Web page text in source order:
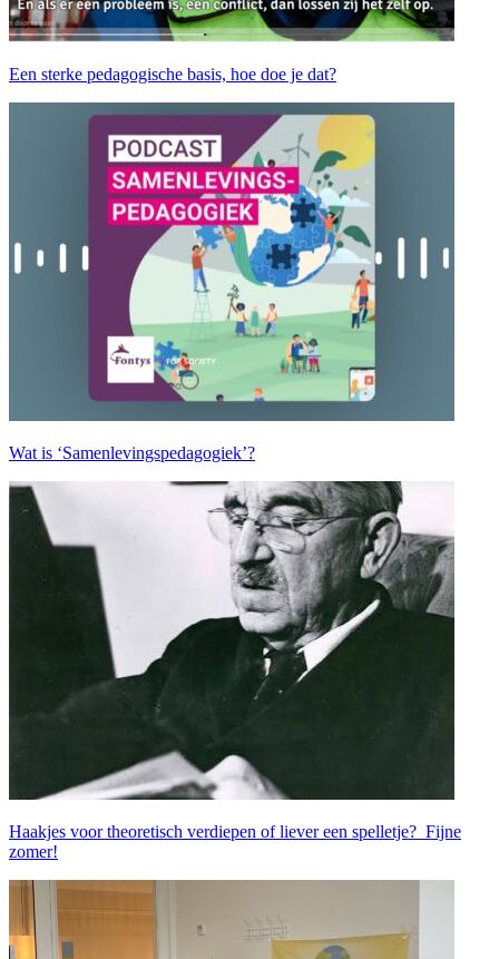
Een sterke pedagogische basis, hoe doe je dat?
Wat is ‘Samenlevingspedagogiek’?
Haakjes voor theoretisch verdiepen of liever een spelletje? Fijne
zomer!